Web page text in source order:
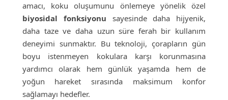
amacı, koku oluşumunu önlemeye yönelik özel
biyosidal fonksiyonu sayesinde daha hijyenik,
daha taze ve daha uzun süre ferah bir kullanım
deneyimi sunmaktır. Bu teknoloji, çorapların gün
boyu istenmeyen kokulara karşı korunmasına
yardımcı olarak hem günlük yaşamda hem de
yoğun hareket sırasında maksimum konfor
sağlamayı hedefler.